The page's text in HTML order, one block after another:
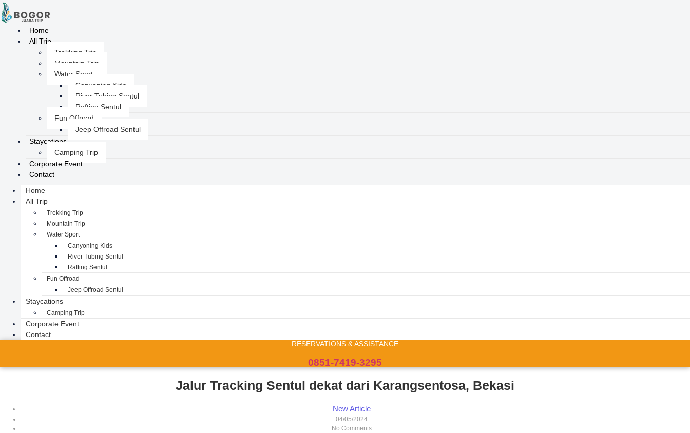
Home
All Trip
Trekking Trip
Mountain Trip
Water Sport
Canyoning Kids
River Tubing Sentul
Rafting Sentul
Fun Offroad
Jeep Offroad Sentul
Staycations
Camping Trip
Corporate Event
Contact
Home
All Trip
Trekking Trip
Mountain Trip
Water Sport
Canyoning Kids
River Tubing Sentul
Rafting Sentul
Fun Offroad
Jeep Offroad Sentul
Staycations
Camping Trip
Corporate Event
Contact
RESERVATIONS & ASSISTANCE
0851-7419-3295
Jalur Tracking Sentul dekat dari Karangsentosa, Bekasi
New Article
04/05/2024
No Comments